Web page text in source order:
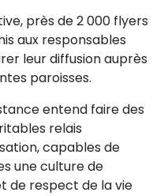
près de 2 000 flyers
aux responsables
leur diffusion auprès
paroisses.
entend faire des
relais
capables de
une culture de
de respect de la vie